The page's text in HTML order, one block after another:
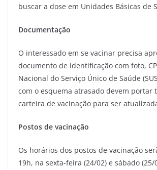
buscar a dose em Unidades Básicas de
Documentação
O interessado em se vacinar precisa
documento de identificação com foto,
Nacional do Serviço Único de Saúde
com o esquema atrasado devem portar
carteira de vacinação para ser
Postos de vacinação
Os horários dos postos de vacinação
19h, na sexta-feira (24/02) e sábado (25/